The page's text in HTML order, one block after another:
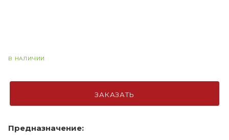
В НАЛИЧИИ
ЗАКАЗАТЬ
Предназначение: